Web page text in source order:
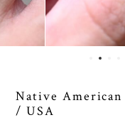
Native American
/ USA